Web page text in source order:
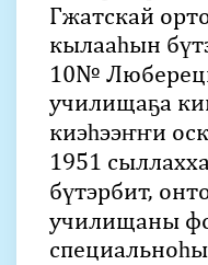
Гжатскай
кылааһын
10№
училищаҕа
киэһээҥҥи
1951
бүтэрбит,
училищаны